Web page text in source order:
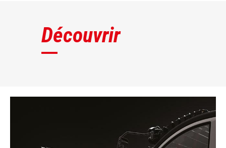
Découvrir